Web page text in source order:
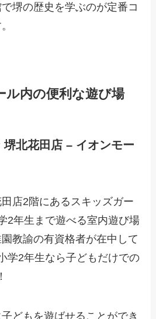
堺の歴史を学ぶのが定番コ
ル内の便利な遊び場
堺北花田店 – イオンモー
店2階にあるスキッズガー
2年生まで遊べる室内遊び場
教諭の有資格者が在中して
学2年生なら子どもだけでの
どもを遊ばせることができ